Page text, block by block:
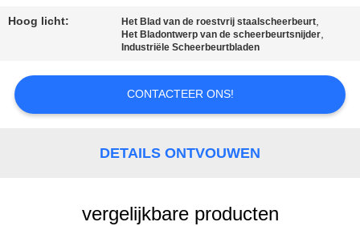
Hoog licht: Het Blad van de roestvrij staalscheerbeurt,
Het Bladontwerp van de scheerbeurtsnijder,
Industriële Scheerbeurtbladen
CONTACTEER ONS!
DETAILS ONTVOUWEN
vergelijkbare producten